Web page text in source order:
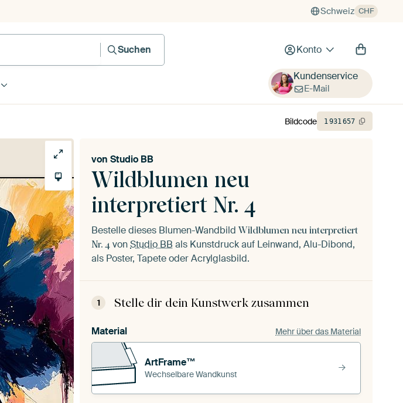
Schweiz CHF
Suchen
Konto
Kundenservice
E-Mail
Wildblumen neu
interpretiert Nr. 4
von Studio BB
Bestelle dieses Blumen-Wandbild Wildblumen neu interpretiert
Nr. 4 vonStudio BB als Kunstdruck auf Leinwand, Alu-Dibond,
als Poster, Tapete oder Acrylglasbild.
1 Stelle dir dein Kunstwerk zusammen
Material Mehr über das Material
ArtFrame™
Wechselbare Wandkunst
Bildcode 1931657